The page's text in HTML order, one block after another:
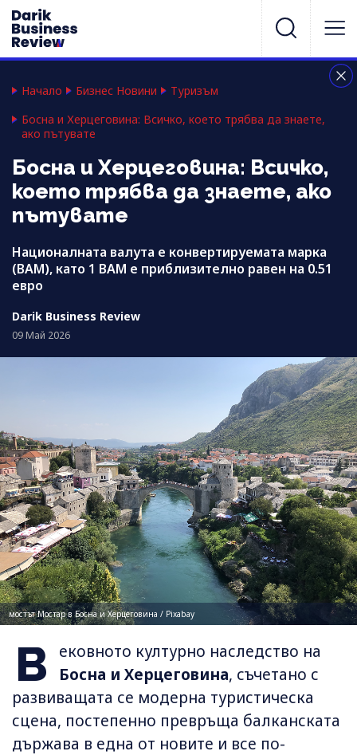
Начало Бизнес Новини
Туризъм
Босна и Херцеговина: Всичко, което трябва да знаете,
ако пътувате
Босна и Херцеговина: Всичко,
което трябва да знаете, ако
пътувате
Националната валута е конвертируемата марка
(BAM), като 1 BAM е приблизително равен на 0.51
евро
Darik Business Review
09 Май 2026
мостът Мостар в Босна и Херцеговина / Pixabay
В
ековното културно наследство на
Босна и Херцеговина, съчетано с
развиващата се модерна туристическа
сцена, постепенно превръща балканската
държава в една от новите и все по-